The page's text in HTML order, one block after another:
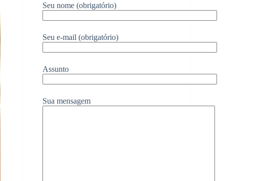
Seu nome (obrigatório)
Seu e-mail (obrigatório)
Assunto
Sua mensagem